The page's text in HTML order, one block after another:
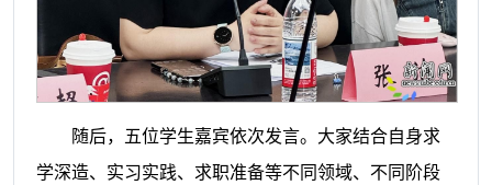
随后，五位学生嘉宾依次发言。大家结合自身求
学深造、实习实践、求职准备等不同领域、不同阶段